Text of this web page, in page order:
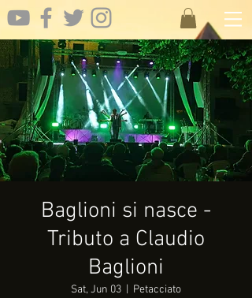
Baglioni si nasce -
Tributo a Claudio
Baglioni
Sat, Jun 03 Petacciato